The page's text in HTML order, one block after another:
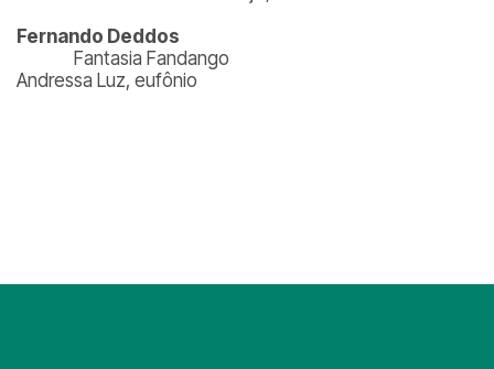
Fernando Deddos
Fantasia Fandango
Andressa Luz, eufônio